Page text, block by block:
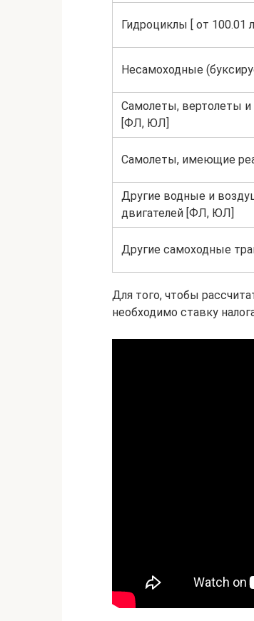
Гидроциклы [ от 100.01
Несамоходные
Самолеты, вертолеты
[ФЛ, ЮЛ]
Самолеты, имеющие
Другие водные и
двигателей [ФЛ, ЮЛ]
Другие самоходные
Для того, чтобы
необходимо ставку